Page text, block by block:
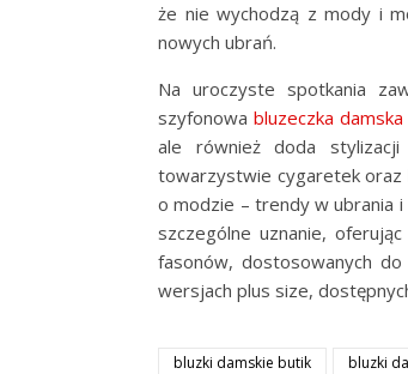
że nie wychodzą z mody i
nowych ubrań.
Na uroczyste spotkania
szyfonowa bluzeczka damska
ale również doda
towarzystwie cygaretek oraz
o modzie – trendy w ubrania i
szczególne uznanie,
fasonów, dostosowanych
wersjach plus size,
bluzki damskie butik bluzki